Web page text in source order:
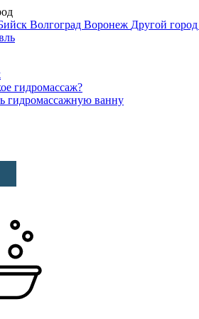
Волгоград Воронеж Другой город
гидромассаж?
гидромассажную ванну